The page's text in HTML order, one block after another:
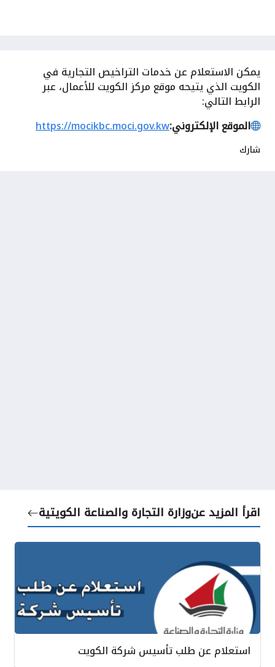
يمكن الاستعلام عن خدمات التراخيص التجارية في
الكويت الذي يتيحه موقع مركز الكويت للأعمال، عبر
الرابط التالي:
الموقع الإلكتروني:https://mocikbc.moci.gov.kw
شارك
اقرأ المزيد عنوزارة التجارة والصناعة الكويتية
استعلام عن طلب تأسيس شركة الكويت